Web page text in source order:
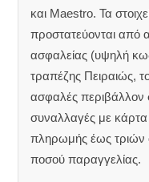
και Maestro. Τα
προστατεύονται από
ασφαλείας (υψηλή
τραπέζης Πειραιώς,
ασφαλές περιβάλλον
συναλλαγές με κάρτα
πληρωμής έως τριών
ποσού παραγγελίας.